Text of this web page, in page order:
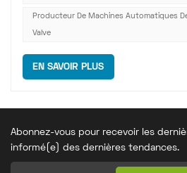
Producteur De Machines Automatiques
Valve
EN SAVOIR PLUS
Abonnez-vous pour recevoir les
informé(e) des dernières tendances.